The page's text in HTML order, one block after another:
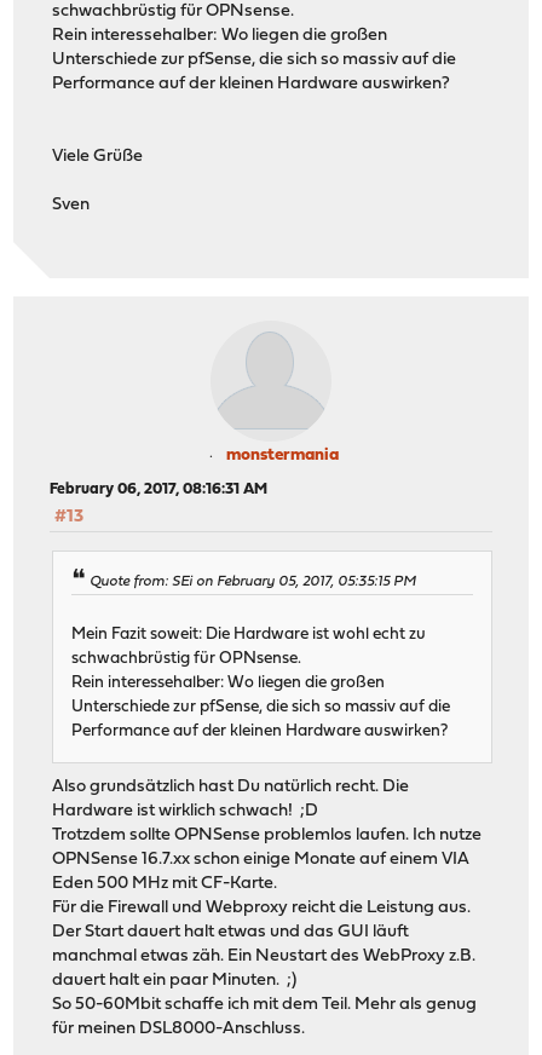
schwachbrüstig für OPNsense.
Rein interessehalber: Wo liegen die großen
Unterschiede zur pfSense, die sich so massiv auf die
Performance auf der kleinen Hardware auswirken?
Viele Grüße
Sven
monstermania
February 06, 2017, 08:16:31 AM
#13
Quote from: SEi on February 05, 2017, 05:35:15 PM
Mein Fazit soweit: Die Hardware ist wohl echt zu
schwachbrüstig für OPNsense.
Rein interessehalber: Wo liegen die großen
Unterschiede zur pfSense, die sich so massiv auf die
Performance auf der kleinen Hardware auswirken?
Also grundsätzlich hast Du natürlich recht. Die
Hardware ist wirklich schwach! ;D
Trotzdem sollte OPNSense problemlos laufen. Ich nutze
OPNSense 16.7.xx schon einige Monate auf einem VIA
Eden 500 MHz mit CF-Karte.
Für die Firewall und Webproxy reicht die Leistung aus.
Der Start dauert halt etwas und das GUI läuft
manchmal etwas zäh. Ein Neustart des WebProxy z.B.
dauert halt ein paar Minuten. ;)
So 50-60Mbit schaffe ich mit dem Teil. Mehr als genug
für meinen DSL8000-Anschluss.